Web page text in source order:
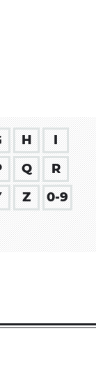
H
I
Q
R
Z
0-9